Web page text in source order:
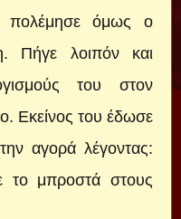
πολέμησε όμως ο
Πήγε λοιπόν και
του στον
Εκείνος του έδωσε
αγορά λέγοντας:
το μπροστά στους